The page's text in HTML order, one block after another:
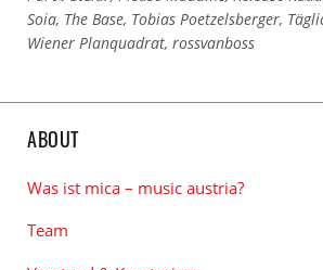
Soia, The Base, Tobias Poetzelsberger,
Wiener Planquadrat, rossvanboss
ABOUT
Was ist mica – music austria?
Team